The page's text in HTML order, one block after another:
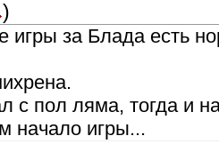
)
игры за Блада есть
с пол ляма, тогда и
начало игры...